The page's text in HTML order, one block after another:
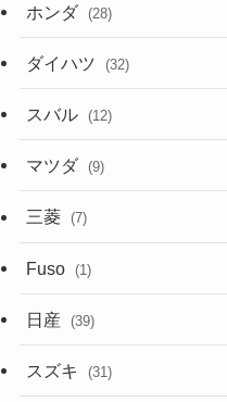
ホンダ (28)
ダイハツ (32)
スバル (12)
マツダ (9)
三菱 (7)
Fuso (1)
日産 (39)
スズキ (31)